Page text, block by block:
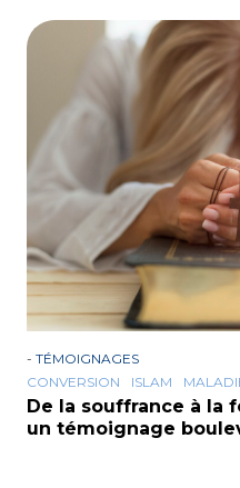
- TÉMOIGNAGES
CONVERSION
ISLAM
De la souffrance à la
un témoignage